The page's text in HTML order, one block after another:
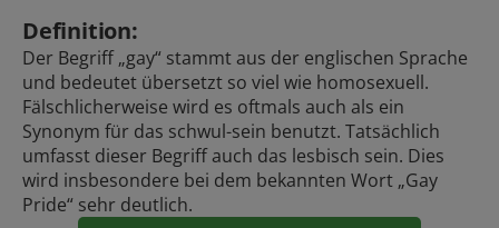
Definition:
Der Begriff „gay“ stammt aus der englischen Sprache
und bedeutet übersetzt so viel wie homosexuell.
Fälschlicherweise wird es oftmals auch als ein
Synonym für das schwul-sein benutzt. Tatsächlich
umfasst dieser Begriff auch das lesbisch sein. Dies
wird insbesondere bei dem bekannten Wort „Gay
Pride“ sehr deutlich.